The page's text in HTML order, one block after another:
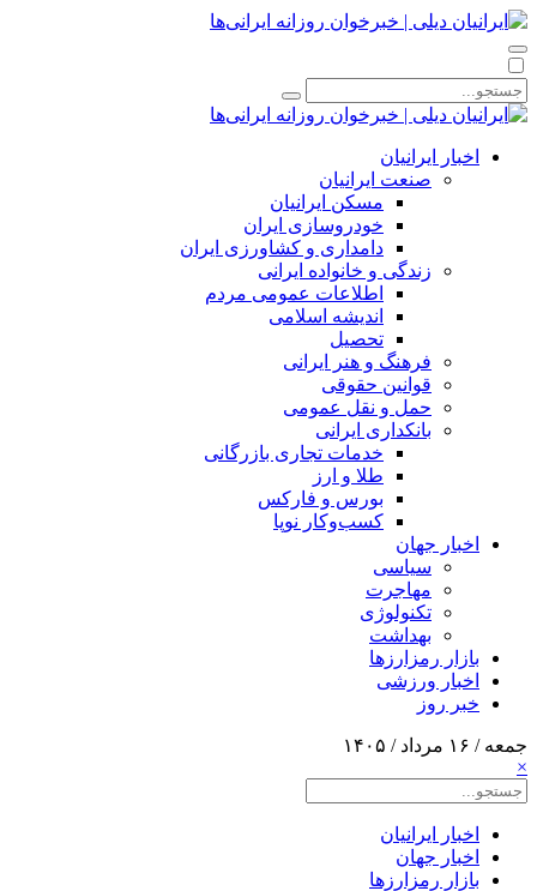
اخبار ایرانیان
صنعت ایرانیان
مسکن ایرانیان
خودروسازی ایران
دامداری و کشاورزی ایران
زندگی و خانواده ایرانی
اطلاعات عمومی مردم
اندیشه اسلامی
تحصیل
فرهنگ و هنر ایرانی
قوانین حقوقی
حمل و نقل عمومی
بانکداری ایرانی
خدمات تجاری بازرگانی
طلا و ارز
بورس و فارکس
کسب‌وکار نوپا
اخبار جهان
سیاسی
مهاجرت
تکنولوژی
بهداشت
بازار رمزارزها
اخبار ورزشی
خبر روز
جمعه / ۱۶ مرداد / ۱۴۰۵
×
اخبار ایرانیان
اخبار جهان
بازار رمزارزها